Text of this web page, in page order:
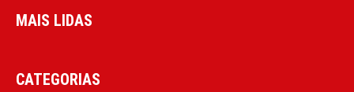
MAIS LIDAS
CATEGORIAS